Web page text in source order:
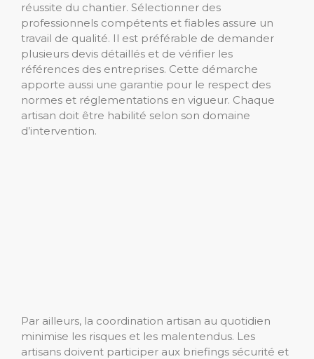
réussite du chantier. Sélectionner des
professionnels compétents et fiables assure un
travail de qualité. Il est préférable de demander
plusieurs devis détaillés et de vérifier les
références des entreprises. Cette démarche
apporte aussi une garantie pour le respect des
normes et réglementations en vigueur. Chaque
artisan doit être habilité selon son domaine
d’intervention.
Par ailleurs, la coordination artisan au quotidien
minimise les risques et les malentendus. Les
artisans doivent participer aux briefings sécurité et